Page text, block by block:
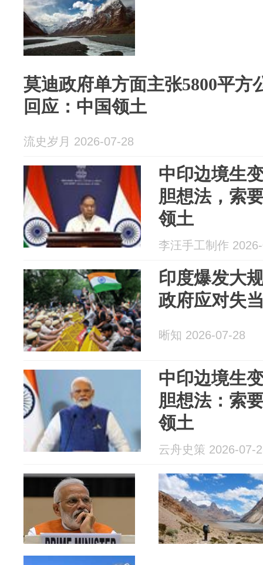
莫迪政府单方面主张5800平方
回应：中国领土
流史岁月 2026-07-28
中印边境生
胆想法，索
领土
李汪手工制作
印度爆发大
政府应对失
晰知 2026-07-28
中印边境生
胆想法：索
领土
云舟史策 2026-07-